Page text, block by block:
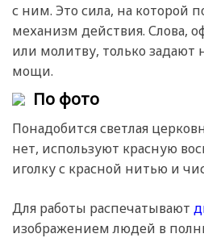
с ним. Это сила, на которой
механизм действия. Слова,
или молитву, только задают
мощи.
По фото
Понадобится светлая
нет, используют красную
иголку с красной нитью и
Для работы распечатывают
изображением людей в